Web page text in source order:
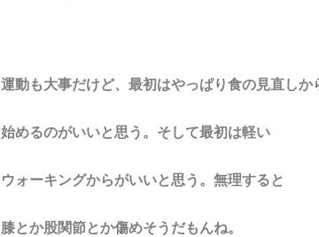
運動も大事だけど、最初はやっぱり食の見直しか
始めるのがいいと思う。そして最初は軽い
ウォーキングからがいいと思う。無理すると
膝とか股関節とか傷めそうだもんね。